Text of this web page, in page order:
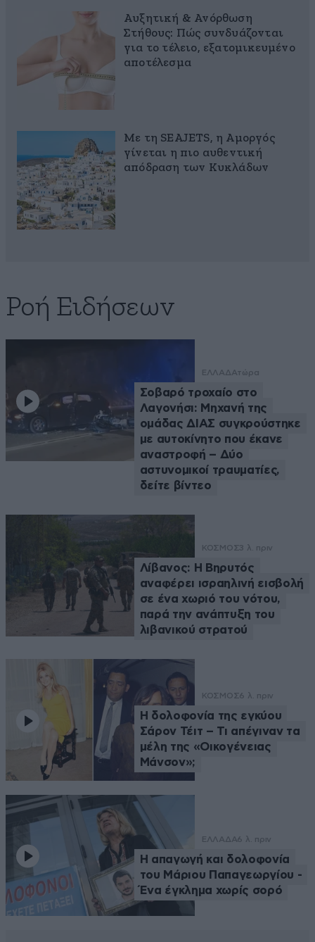
Αυξητική & Ανόρθωση
Στήθους: Πώς συνδυάζονται
για το τέλειο, εξατομικευμένο
αποτέλεσμα
Με τη SEAJETS, η Αμοργός
γίνεται η πιο αυθεντική
απόδραση των Κυκλάδων
Ροή Ειδήσεων
ΕΛΛΑΔΑτώρα
Σοβαρό τροχαίο στο
Λαγονήσι: Μηχανή της
ομάδας ΔΙΑΣ συγκρούστηκε
με αυτοκίνητο που έκανε
αναστροφή – Δύο
αστυνομικοί τραυματίες,
δείτε βίντεο
ΚΟΣΜΟΣ3 λ. πριν
Λίβανος: Η Βηρυτός
αναφέρει ισραηλινή εισβολή
σε ένα χωριό του νότου,
παρά την ανάπτυξη του
λιβανικού στρατού
ΚΟΣΜΟΣ6 λ. πριν
Η δολοφονία της εγκύου
Σάρον Τέιτ – Τι απέγιναν τα
μέλη της «Οικογένειας
Μάνσον»;
ΕΛΛΑΔΑ6 λ. πριν
Η απαγωγή και δολοφονία
του Μάριου Παπαγεωργίου -
Ένα έγκλημα χωρίς σορό